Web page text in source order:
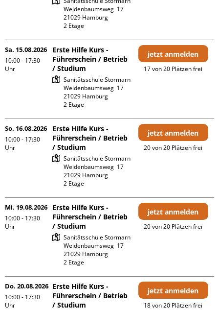
Weidenbaumsweg  17
21029 Hamburg
2 Etage
Sa. 15.08.2026
10:00 - 17:30
Uhr
Erste Hilfe Kurs -
Führerschein / Betrieb
/ Studium
Sanitätsschule Stormarn
Weidenbaumsweg  17
21029 Hamburg
2 Etage
jetzt anmelden
17 von 20 Plätzen frei
So. 16.08.2026
10:00 - 17:30
Uhr
Erste Hilfe Kurs -
Führerschein / Betrieb
/ Studium
Sanitätsschule Stormarn
Weidenbaumsweg  17
21029 Hamburg
2 Etage
jetzt anmelden
20 von 20 Plätzen frei
Mi. 19.08.2026
10:00 - 17:30
Uhr
Erste Hilfe Kurs -
Führerschein / Betrieb
/ Studium
Sanitätsschule Stormarn
Weidenbaumsweg  17
21029 Hamburg
2 Etage
jetzt anmelden
20 von 20 Plätzen frei
Do. 20.08.2026
10:00 - 17:30
Uhr
Erste Hilfe Kurs -
Führerschein / Betrieb
/ Studium
jetzt anmelden
18 von 20 Plätzen frei